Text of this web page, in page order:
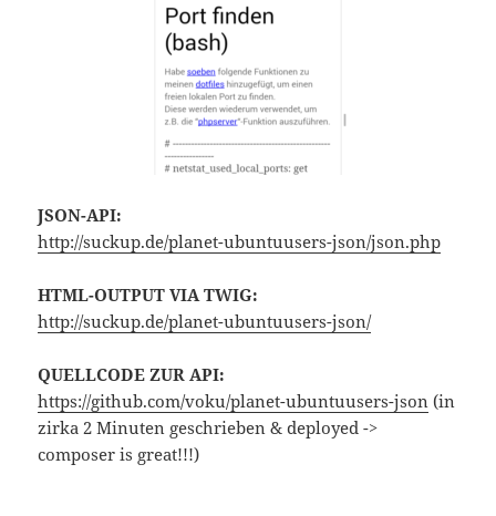
JSON-API:
http://suckup.de/planet-ubuntuusers-json/json.php
HTML-OUTPUT VIA TWIG:
http://suckup.de/planet-ubuntuusers-json/
QUELLCODE ZUR API:
https://github.com/voku/planet-ubuntuusers-json (in
zirka 2 Minuten geschrieben & deployed ->
composer is great!!!)